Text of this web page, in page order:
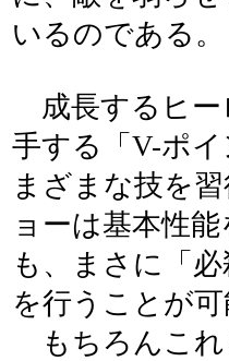
いるのである。
成長するヒー
手する「V-ポ
まざまな技を
ョーは基本性
も、まさに「
を行うことが可
もちろんこれ